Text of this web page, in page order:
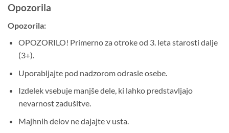
Opozorila
Opozorila:
OPOZORILO! Primerno za otroke od 3. leta starosti dalje
(3+).
Uporabljajte pod nadzorom odrasle osebe.
Izdelek vsebuje manjše dele, ki lahko predstavljajo
nevarnost zadušitve.
Majhnih delov ne dajajte v usta.